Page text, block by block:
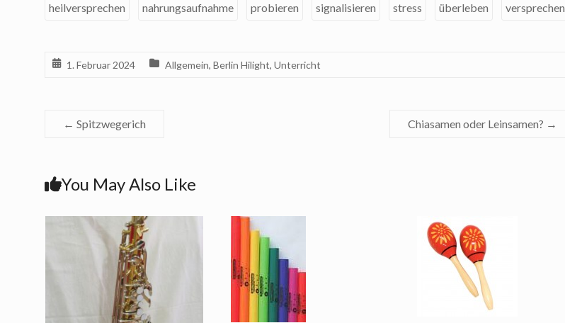
heilversprechen nahrungsaufnahme probieren signalisieren stress überleben versprechen
1. Februar 2024 Allgemein, Berlin Hilight, Unterricht
← Spitzwegerich Chiasamen oder Leinsamen? →
You May Also Like